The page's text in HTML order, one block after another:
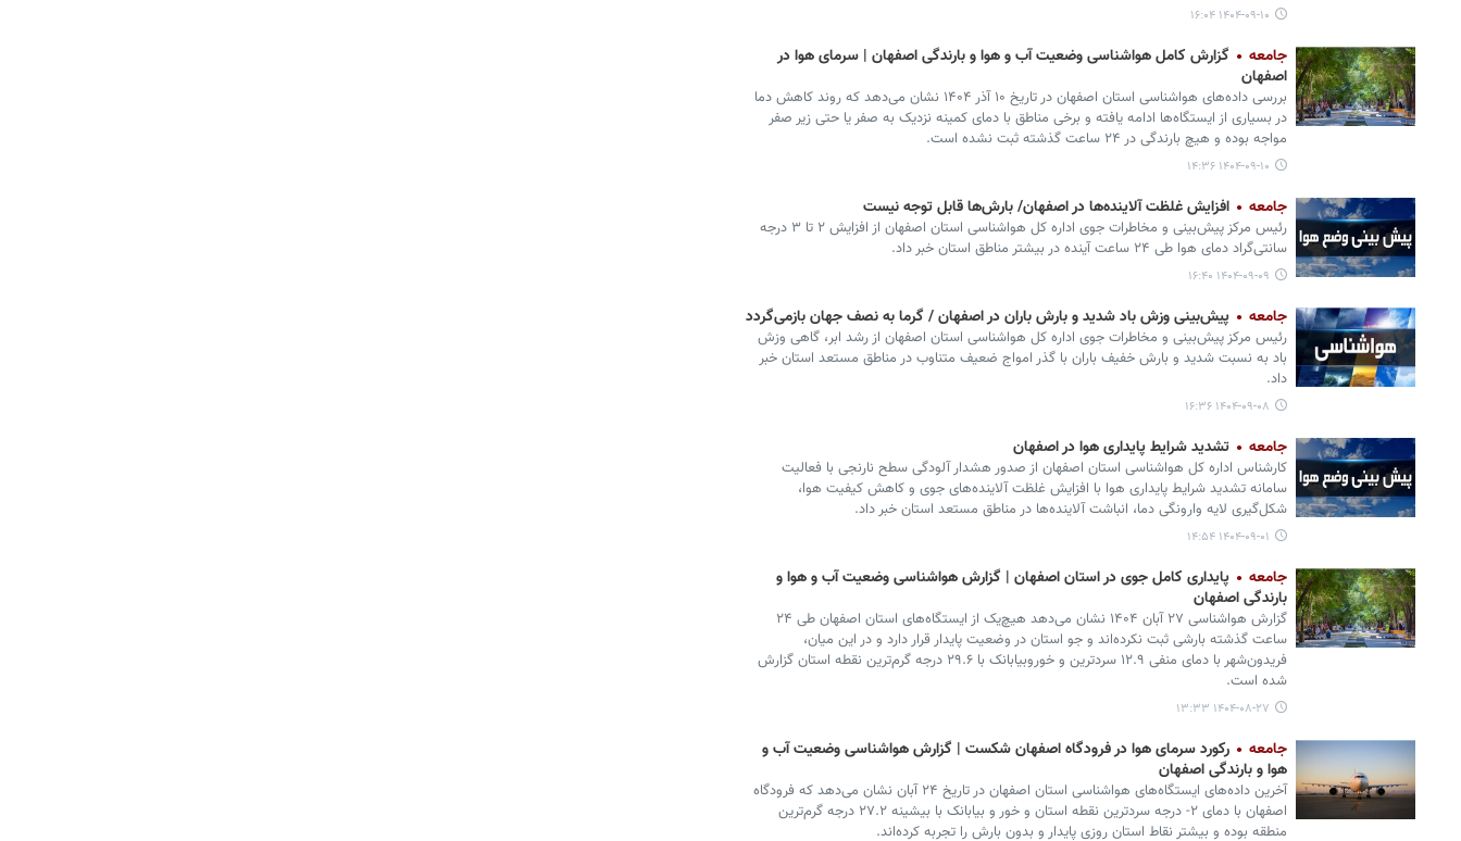
۱۴۰۴-۰۹-۱۰ ۱۶:۰۴
جامعه
گزارش کامل هواشناسی وضعیت آب و هوا و بارندگی اصفهان | سرمای هوا در
اصفهان
بررسی داده‌های هواشناسی استان اصفهان در تاریخ ۱۰ آذر ۱۴۰۴ نشان می‌دهد که روند کاهش دما
در بسیاری از ایستگاه‌ها ادامه یافته و برخی مناطق با دمای کمینه نزدیک به صفر یا حتی زیر صفر
مواجه بوده‌ و هیچ بارندگی در ۲۴ ساعت گذشته ثبت نشده است.
۱۴۰۴-۰۹-۱۰ ۱۴:۳۶
جامعه افزایش غلظت آلاینده‌ها در اصفهان/ بارش‌ها قابل توجه نیست
رئیس مرکز پیش‌بینی و مخاطرات جوی اداره کل هواشناسی استان اصفهان از افزایش ۲ تا ۳ درجه
سانتی‌گراد دمای هوا طی ۲۴ ساعت آینده در بیشتر مناطق استان خبر داد.
۱۴۰۴-۰۹-۰۹ ۱۶:۴۰
جامعه پیش‌بینی وزش باد شدید و بارش باران در اصفهان / گرما به نصف جهان بازمی‌گردد
رئیس مرکز پیش‌بینی و مخاطرات جوی اداره کل هواشناسی استان اصفهان از رشد ابر، گاهی وزش
باد به نسبت شدید و بارش خفیف باران با گذر امواج ضعیف متناوب در مناطق مستعد استان خبر
داد.
۱۴۰۴-۰۹-۰۸ ۱۶:۳۶
جامعه تشدید شرایط پایداری هوا در اصفهان
کارشناس اداره کل هواشناسی استان اصفهان از صدور هشدار آلودگی سطح نارنجی با فعالیت
سامانه تشدید شرایط پایداری هوا با افزایش غلظت آلاینده‌های جوی و کاهش کیفیت هوا،
شکل‌گیری لایه وارونگی دما، انباشت آلاینده‌ها در مناطق مستعد استان خبر داد.
۱۴۰۴-۰۹-۰۱ ۱۴:۵۴
جامعه
پایداری کامل جوی در استان اصفهان | گزارش هواشناسی وضعیت آب و هوا و
بارندگی اصفهان
گزارش هواشناسی ۲۷ آبان ۱۴۰۴ نشان می‌دهد هیچ‌یک از ایستگاه‌های استان اصفهان طی ۲۴
ساعت گذشته بارشی ثبت نکرده‌اند و جو استان در وضعیت پایدار قرار دارد و در این میان،
فریدون‌شهر با دمای منفی ۱۲.۹ سردترین و خوروبیابانک با ۲۹.۶ درجه گرم‌ترین نقطه استان گزارش
شده‌ است.
۱۴۰۴-۰۸-۲۷ ۱۳:۳۳
جامعه
رکورد سرمای هوا در فرودگاه اصفهان شکست | گزارش هواشناسی وضعیت آب و
هوا و بارندگی اصفهان
آخرین داده‌های ایستگاه‌های هواشناسی استان اصفهان در تاریخ ۲۴ آبان نشان می‌دهد که فرودگاه
اصفهان با دمای ۲- درجه سردترین نقطه استان و خور و بیابانک با بیشینه ۲۷.۲ درجه گرم‌ترین
منطقه بوده و بیشتر نقاط استان روزی پایدار و بدون بارش را تجربه کرده‌اند.